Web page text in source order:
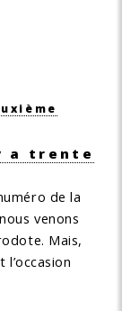
a trente
de la
venons
Mais,